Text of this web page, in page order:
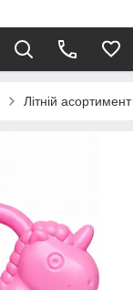
Літній асортимент